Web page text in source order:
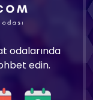
odalarında
edin.